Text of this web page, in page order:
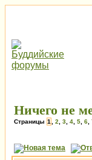
Ничего не
Страницы 1 2 3 4 5 6